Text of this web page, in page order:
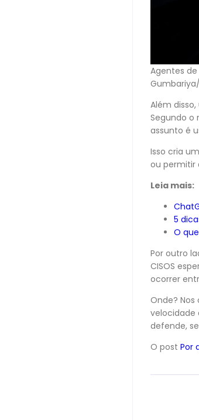
Agentes
Além
Segundo o
assunto é
Isso cria
ou permitir
Leia mais:
5
O
Por outro
CISOS
ocorrer
Onde?
velocidade
defende,
O post Por